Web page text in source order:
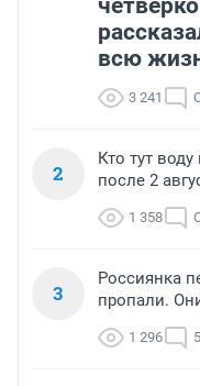
всю
3 241
2
Кто тут
после 2
1 358
3
Россиянка
пропали.
1 296 5